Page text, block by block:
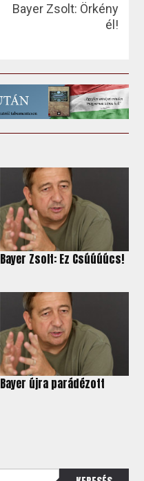
Bayer Zsolt: Örkény
él!
Bayer Zsolt: Ez Csúúúúcs!
Bayer újra parádézott